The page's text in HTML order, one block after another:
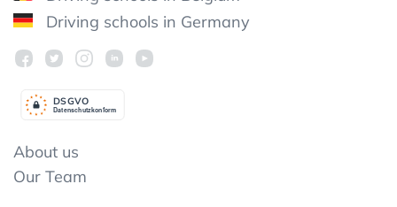
Driving schools in Germany
Datenschutzkonform
DSGVO
About us
Our Team